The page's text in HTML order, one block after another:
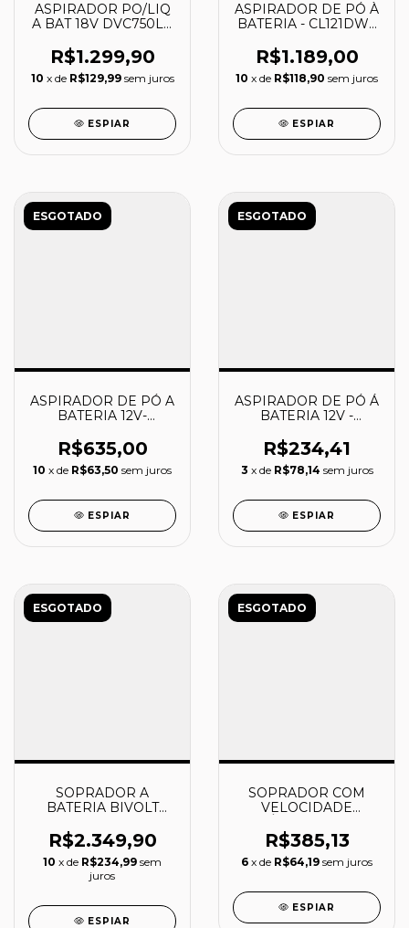
ASPIRADOR PO/LIQ
A BAT 18V DVC750LZ
R$1.299,90
10 x de R$129,99 sem juros
ESPIAR
ASPIRADOR DE PÓ À
BATERIA - CL121DWA
R$1.189,00
10 x de R$118,90 sem juros
ESPIAR
ESGOTADO
ASPIRADOR DE PÓ A
BATERIA 12V-
R$635,00
10 x de R$63,50 sem juros
ESPIAR
ESGOTADO
ASPIRADOR DE PÓ Á
BATERIA 12V -
R$234,41
3 x de R$78,14 sem juros
ESPIAR
ESGOTADO
SOPRADOR A
BATERIA BIVOLT
DUB362RM2 -
MAKITA
R$2.349,90
10 x de R$234,99 sem
juros
ESPIAR
ESGOTADO
SOPRADOR COM
VELOCIDADE
18V - DUB183Z -
MAKITA
R$385,13
6 x de R$64,19 sem juros
ESPIAR